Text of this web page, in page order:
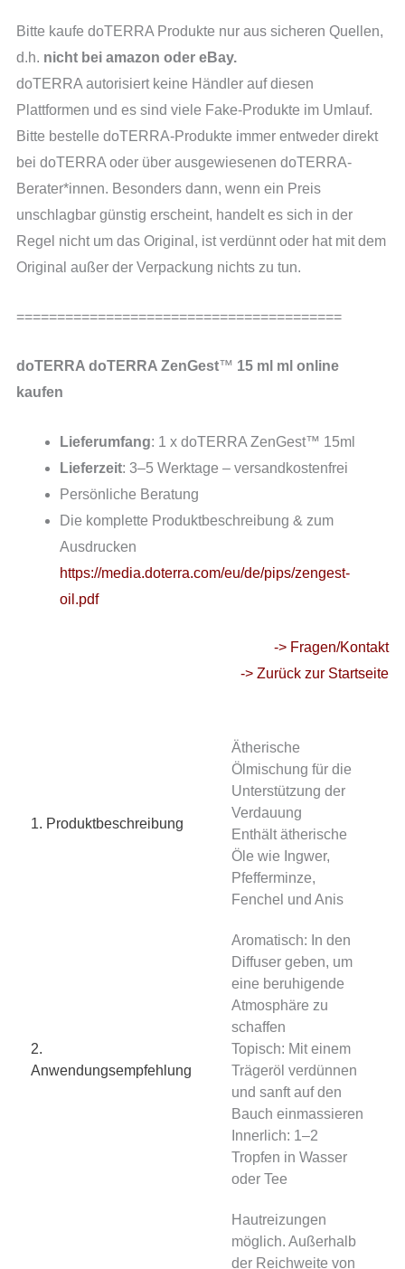
Bitte kaufe doTERRA Produkte nur aus sicheren Quellen,
d.h. nicht bei amazon oder eBay.
doTERRA autorisiert keine Händler auf diesen
Plattformen und es sind viele Fake-Produkte im Umlauf.
Bitte bestelle doTERRA-Produkte immer entweder direkt
bei doTERRA oder über ausgewiesenen doTERRA-
Berater*innen. Besonders dann, wenn ein Preis
unschlagbar günstig erscheint, handelt es sich in der
Regel nicht um das Original, ist verdünnt oder hat mit dem
Original außer der Verpackung nichts zu tun.
========================================
doTERRAdoTERRA ZenGest™ 15 ml ml online
kaufen
Lieferumfang: 1 x doTERRA ZenGest™ 15ml
Lieferzeit: 3–5 Werktage – versandkostenfrei
Persönliche Beratung
Die komplette Produktbeschreibung & zum
Ausdrucken
https://media.doterra.com/eu/de/pips/zengest-
oil.pdf
-> Fragen/Kontakt
-> Zurück zur Startseite
1. Produktbeschreibung
Ätherische
Ölmischung für die
Unterstützung der
Verdauung
Enthält ätherische
Öle wie Ingwer,
Pfefferminze,
Fenchel und Anis
2.
Anwendungsempfehlung
Aromatisch: In den
Diffuser geben, um
eine beruhigende
Atmosphäre zu
schaffen
Topisch: Mit einem
Trägeröl verdünnen
und sanft auf den
Bauch einmassieren
Innerlich: 1–2
Tropfen in Wasser
oder Tee
Hautreizungen
möglich. Außerhalb
der Reichweite von